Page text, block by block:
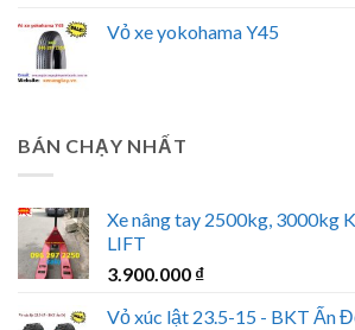
Vỏ xe yokohama Y45
BÁN CHẠY NHẤT
Xe nâng tay 2500kg, 3000kg
LIFT
3.900.000 ₫
Vỏ xúc lật 23.5-15 - BKT Ấn